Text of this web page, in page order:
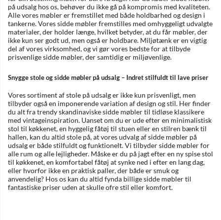
på udsalg hos os, behøver du ikke gå på kompromis med kvaliteten.
Alle vores møbler er fremstillet med både holdbarhed og design i
tankerne. Vores sidde møbler fremstilles med omhyggeligt udvalgte
materialer, der holder længe, hvilket betyder, at du får møbler, der
ikke kun ser godt ud, men også er holdbare. Miljøtænk er en vigtig
del af vores virksomhed, og vi gør vores bedste for at tilbyde
prisvenlige sidde møbler, der samtidig er miljøvenlige.
Snygge stole og sidde møbler på udsalg – Indret stilfuldt til lave priser
Vores sortiment af stole på udsalg er ikke kun prisvenligt, men
tilbyder også en imponerende variation af design og stil. Her finder
du alt fra trendy skandinaviske sidde møbler til tidløse klassikere
med vintageinspiration. Uanset om du er ude efter en minimalistisk
stol til køkkenet, en hyggelig fåtøj til stuen eller en stilren bænk til
hallen, kan du altid stole på, at vores udvalg af sidde møbler på
udsalg er både stilfuldt og funktionelt. Vi tilbyder sidde møbler for
alle rum og alle lejligheder. Måske er du på jagt efter en ny spise stol
til køkkenet, en komfortabel fåtøj at synke ned i efter en lang dag,
eller hvorfor ikke en praktisk paller, der både er smuk og
anvendelig? Hos os kan du altid fynda billige sidde møbler til
fantastiske priser uden at skulle ofre stil eller komfort.